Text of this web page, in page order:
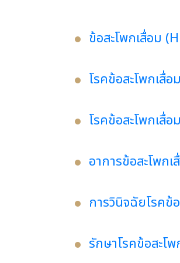
ข้อสะโพกเสื่อม
โรคข้อสะโพกเสื่อ
โรคข้อสะโพกเสื่
อาการข้อสะโพก
การวินิจฉัยโรคข้
รักษาโรคข้อสะโ